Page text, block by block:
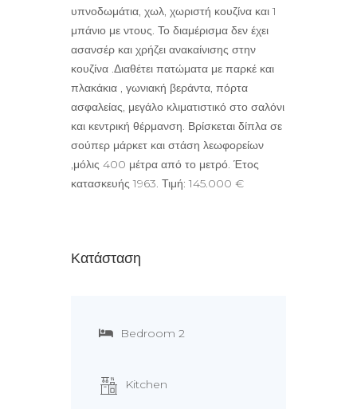
υπνοδωμάτια, χωλ, χωριστή κουζίνα και 1
μπάνιο με ντους. Το διαμέρισμα δεν έχει
ασανσέρ και χρήζει ανακαίνισης στην
κουζίνα .Διαθέτει πατώματα με παρκέ και
πλακάκια , γωνιακή βεράντα, πόρτα
ασφαλείας, μεγάλο κλιματιστικό στο σαλόνι
και κεντρική θέρμανση. Βρίσκεται δίπλα σε
σούπερ μάρκετ και στάση λεωφορείων
,μόλις 400 μέτρα από το μετρό. Έτος
κατασκευής 1963. Τιμή: 145.000 €
Κατάσταση
Bedroom 2
Kitchen